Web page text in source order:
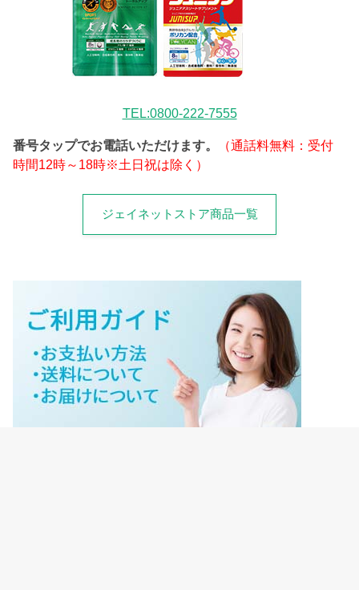
TEL:0800-222-7555
番号タップでお電話いただけます。
（通話料無料：受付
時間12時～18時※土日祝は除く）
ジェイネットストア商品一覧